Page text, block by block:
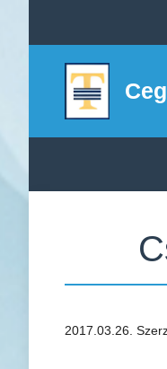
tartalomba
2017.03.26.